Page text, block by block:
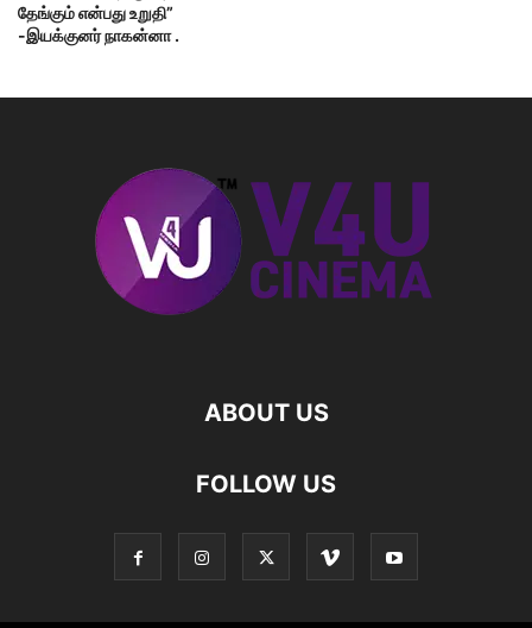
தேங்கும் என்பது உறுதி”
-இயக்குனர் நாகன்னா .
ABOUT US
FOLLOW US